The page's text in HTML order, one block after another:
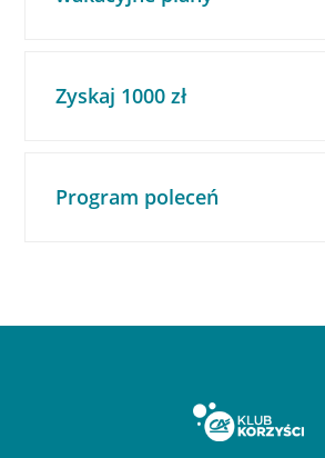
Zyskaj 1000 zł
Program poleceń